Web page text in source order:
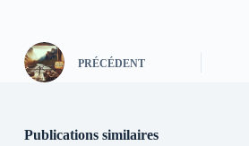
PRÉCÉDENT
Publications similaires